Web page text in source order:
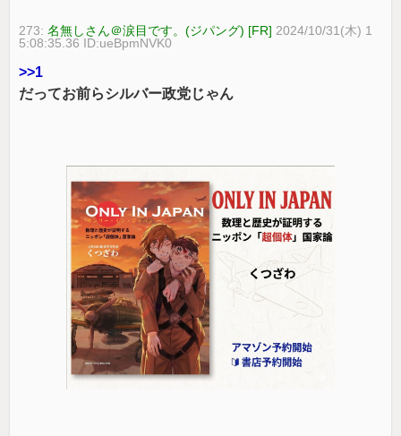
273:名無しさん＠涙目です。(ジパング) [FR] 2024/10/31(木) 1
5:08:35.36 ID:ueBpmNVK0
>>1
だってお前らシルバー政党じゃん